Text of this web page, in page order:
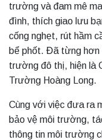
trường và đam mê
đình, thích giao lưu
cống nghẹt, rút hầm
bể phốt. Đã từng hơn
trường đô thị, hiện là
Trường Hoàng Long.
Cùng với việc đưa ra
bảo vệ môi trường,
thông tin môi trường